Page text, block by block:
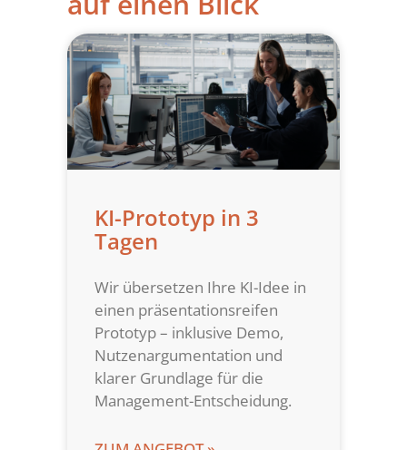
KI-Prototyp in 3
Tagen
Wir übersetzen Ihre KI-Idee in
einen präsentationsreifen
Prototyp – inklusive Demo,
Nutzenargumentation und
klarer Grundlage für die
Management-Entscheidung.